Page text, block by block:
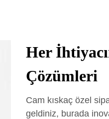
Her
Çözümleri
Cam kıskaç özel
geldiniz, burada